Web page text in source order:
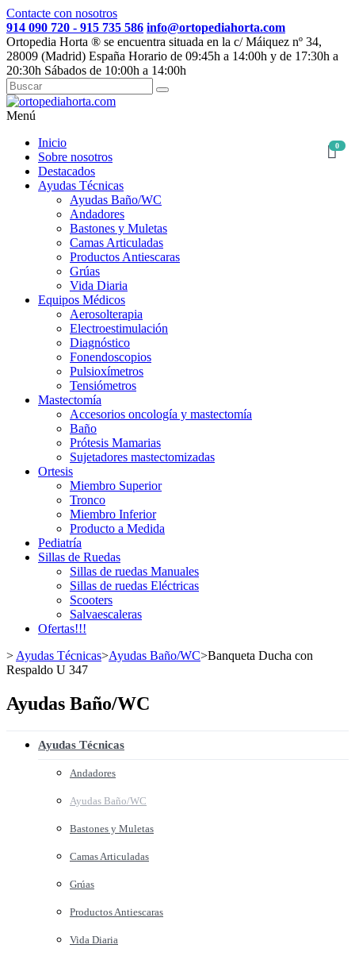
Contacte con nosotros
914 090 720 - 915 735 586 info@ortopediahorta.com
Ortopedia Horta ® se encuentra situada en la c/ Máiquez nº 34,
28009 (Madrid) España Horario de 09:45h a 14:00h y de 17:30h a
20:30h Sábados de 10:00h a 14:00h
0
Menú
Inicio
Sobre nosotros
Destacados
Ayudas Técnicas
Ayudas Baño/WC
Andadores
Bastones y Muletas
Camas Articuladas
Productos Antiescaras
Grúas
Vida Diaria
Equipos Médicos
Aerosolterapia
Electroestimulación
Diagnóstico
Fonendoscopios
Pulsioxímetros
Tensiómetros
Mastectomía
Accesorios oncología y mastectomía
Baño
Prótesis Mamarias
Sujetadores mastectomizadas
Ortesis
Miembro Superior
Tronco
Miembro Inferior
Producto a Medida
Pediatría
Sillas de Ruedas
Sillas de ruedas Manuales
Sillas de ruedas Eléctricas
Scooters
Salvaescaleras
Ofertas!!!
> Ayudas Técnicas>Ayudas Baño/WC>Banqueta Ducha con
Respaldo U 347
Ayudas Baño/WC
Ayudas Técnicas
Andadores
Ayudas Baño/WC
Bastones y Muletas
Camas Articuladas
Grúas
Productos Antiescaras
Vida Diaria